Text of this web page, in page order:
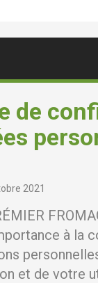
de
2021
à la
et de votre